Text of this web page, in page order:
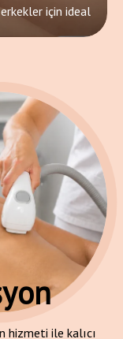
için ideal
hizmeti ile kalıcı